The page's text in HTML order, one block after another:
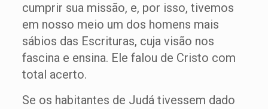
cumprir sua missão, e, por isso, tivemos
em nosso meio um dos homens mais
sábios das Escrituras, cuja visão nos
fascina e ensina. Ele falou de Cristo com
total acerto.
Se os habitantes de Judá tivessem dado